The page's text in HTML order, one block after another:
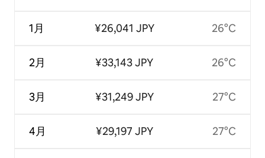
1月
2月
3月
4月
¥26,041 JPY
¥33,143 JPY
¥31,249 JPY
¥29,197 JPY
26°C
26°C
27°C
27°C